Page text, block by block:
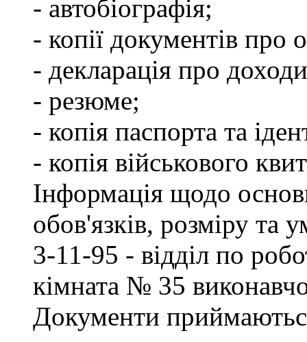
- автобіографія;
- копії документів про
- декларація про
- резюме;
- копія паспорта та
- копія військового
Інформація щодо
обов'язків, розміру та
3-11-95 - відділ по
кімната № 35
Документи